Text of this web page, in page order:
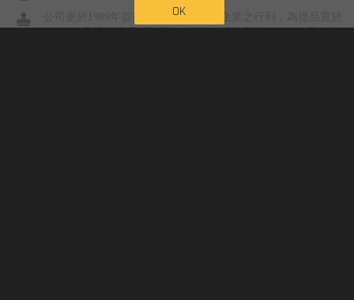
OK
公司更於1989年首度躍升臺灣1000大企業之行列，為提品質於
1993年7月通過商品檢驗局ISO評鑑，成功取得ISO9001累積相